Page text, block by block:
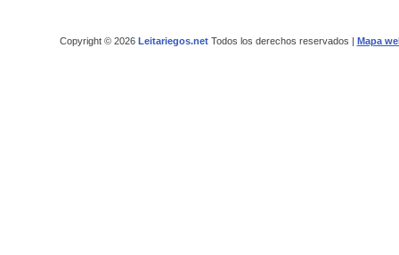
Copyright © 2026 Leitariegos.netTodos los derechos reservados | Mapa